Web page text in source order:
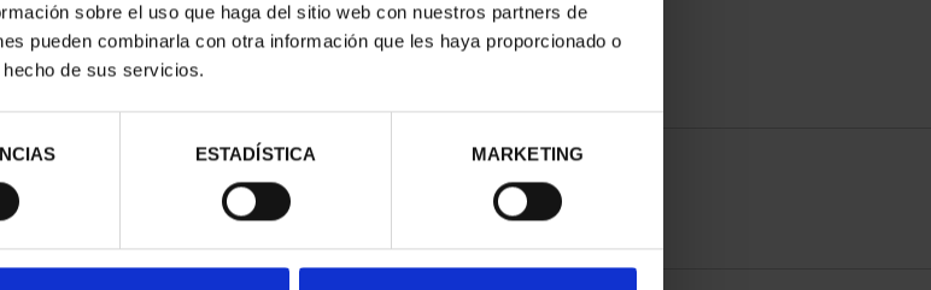
sobre el uso que haga del sitio web con nuestros partners de
pueden combinarla con otra información que les haya proporcionado o
de sus servicios.
ESTADÍSTICA MARKETING